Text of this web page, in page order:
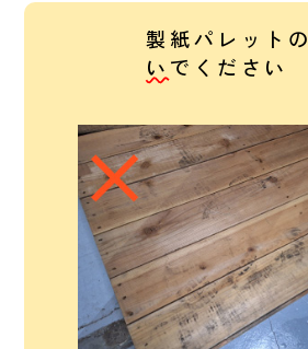
製紙パレットの
い でください